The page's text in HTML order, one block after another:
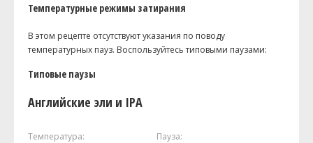
Температурные режимы затирания
В этом рецепте отсутствуют указания по поводу
температурных пауз. Воспользуйтесь типовыми паузами:
Типовые паузы
Английские эли и IPA
Температура: Пауза: